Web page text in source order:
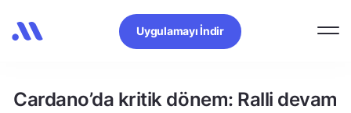
Uygulamayı İndir
Cardano’da kritik dönem: Ralli devam